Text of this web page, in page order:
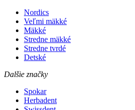
Nordics
Veľmi mäkké
Mäkké
Stredne mäkké
Stredne tvrdé
Detské
Dalšie značky
Spokar
Herbadent